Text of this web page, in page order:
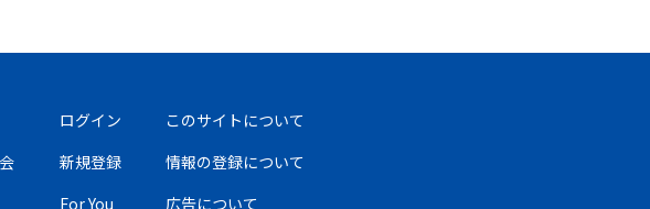
ログイン
新規登録
For You
このサイトについて
情報の登録について
広告について